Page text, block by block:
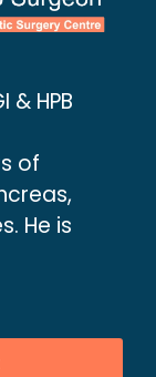
& HPB
of
He is